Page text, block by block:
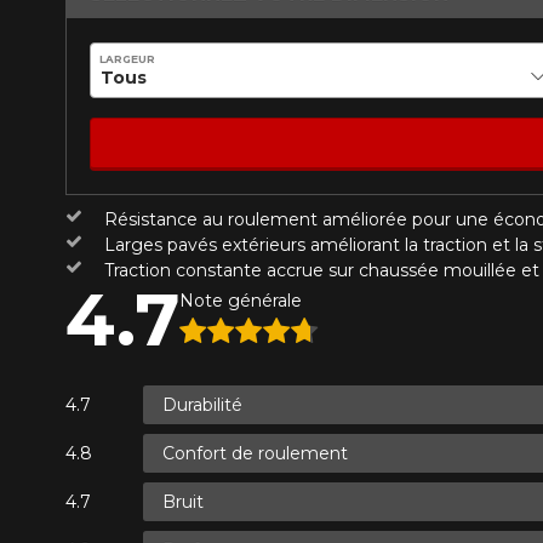
Résistance au roulement améliorée pour une
Larges pavés extérieurs améliorant la traction et la
Traction constante accrue sur chaussée mouillée
LARGEUR
4.7Note générale
Durabilité
Confort de roulement
Bruit
KM parcourus
Votre avis
1
2 3 4 5
Commentaire
Envoyer Annuler
VOICI LES DIMENSIONS POUR
1-866-220-8025
*Attention cette dimension
véhicule directement avant de